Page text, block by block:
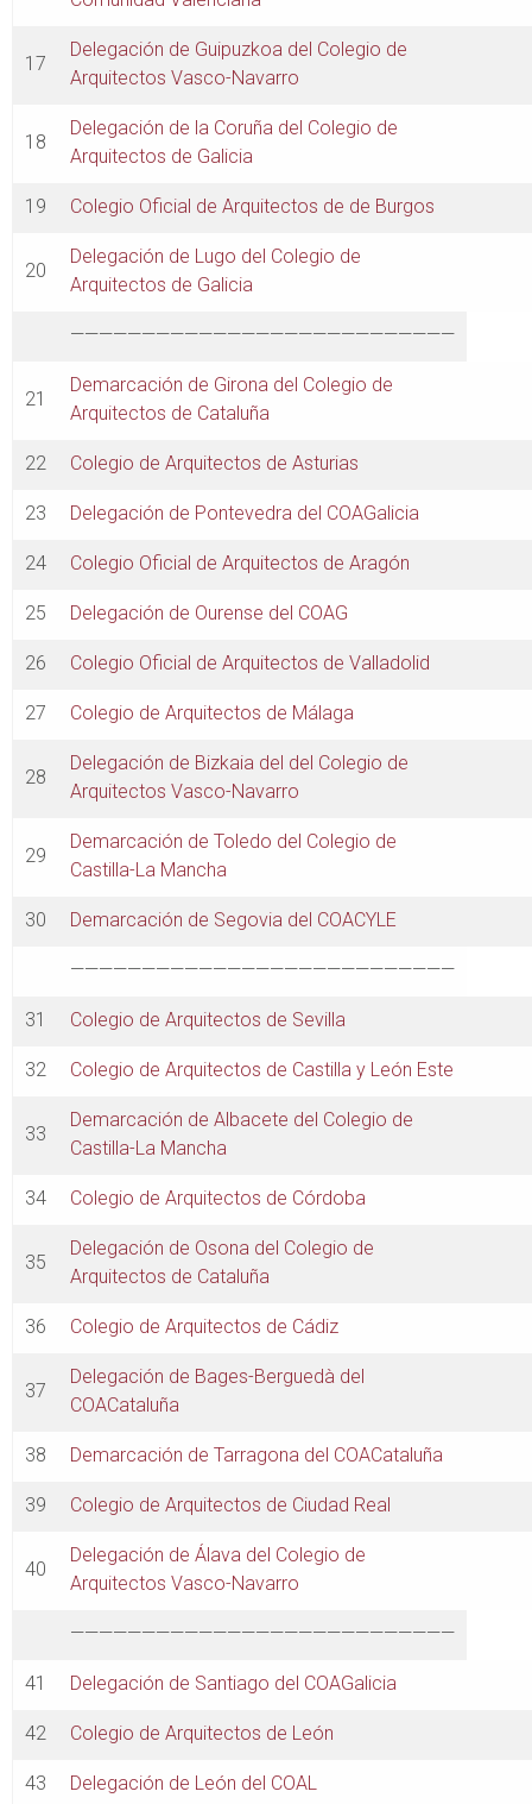
17
Delegación de Guipuzkoa del Colegio de
Arquitectos Vasco-Navarro
18
Delegación de la Coruña del Colegio de
Arquitectos de Galicia
19 Colegio Oficial de Arquitectos de de Burgos
20
Delegación de Lugo del Colegio de
Arquitectos de Galicia
———————————————————————————
21
Demarcación de Girona del Colegio de
Arquitectos de Cataluña
22 Colegio de Arquitectos de Asturias
23 Delegación de Pontevedra del COAGalicia
24 Colegio Oficial de Arquitectos de Aragón
25 Delegación de Ourense del COAG
26 Colegio Oficial de Arquitectos de Valladolid
27 Colegio de Arquitectos de Málaga
28
Delegación de Bizkaia del del Colegio de
Arquitectos Vasco-Navarro
29
Demarcación de Toledo del Colegio de
Castilla-La Mancha
30 Demarcación de Segovia del COACYLE
———————————————————————————
31 Colegio de Arquitectos de Sevilla
32 Colegio de Arquitectos de Castilla y León Este
33
Demarcación de Albacete del Colegio de
Castilla-La Mancha
34 Colegio de Arquitectos de Córdoba
35
Delegación de Osona del Colegio de
Arquitectos de Cataluña
36 Colegio de Arquitectos de Cádiz
37
Delegación de Bages-Berguedà del
COACataluña
38 Demarcación de Tarragona del COACataluña
39 Colegio de Arquitectos de Ciudad Real
40
Delegación de Álava del Colegio de
Arquitectos Vasco-Navarro
———————————————————————————
41 Delegación de Santiago del COAGalicia
42 Colegio de Arquitectos de León
43 Delegación de León del COAL